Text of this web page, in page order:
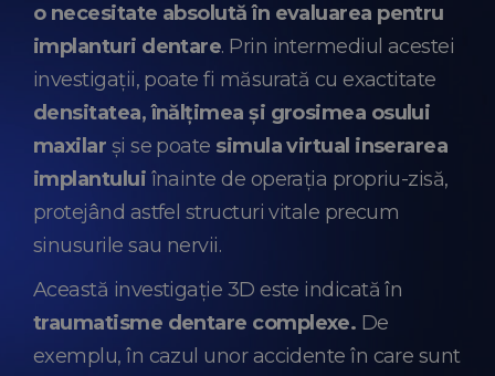
o necesitate absolută în evaluarea pentru
implanturi dentare. Prin intermediul acestei
investigații, poate fi măsurată cu exactitate
densitatea, înălțimea și grosimea osului
maxilar și se poate simula virtual inserarea
implantului înainte de operația propriu-zisă,
protejând astfel structuri vitale precum
sinusurile sau nervii.
Această investigație 3D este indicată în
traumatisme dentare complexe. De
exemplu, în cazul unor accidente în care sunt